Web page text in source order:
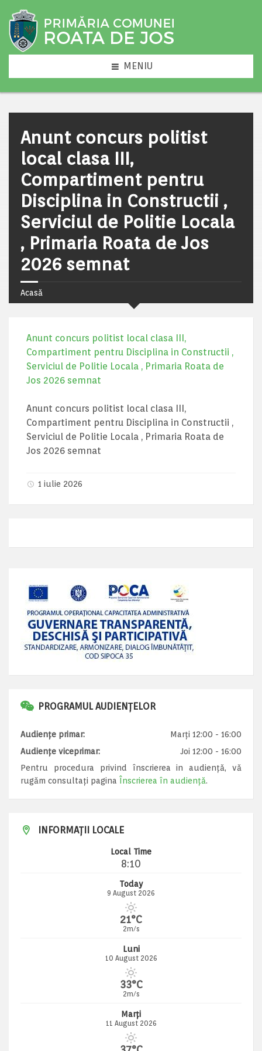
MENIU
Anunt concurs politist
local clasa III,
Compartiment pentru
Disciplina in Constructii ,
Serviciul de Politie Locala
, Primaria Roata de Jos
2026 semnat
Acasă
Anunt concurs politist local clasa III,
Compartiment pentru Disciplina in Constructii ,
Serviciul de Politie Locala , Primaria Roata de
Jos 2026 semnat
Anunt concurs politist local clasa III,
Compartiment pentru Disciplina in Constructii ,
Serviciul de Politie Locala , Primaria Roata de
Jos 2026 semnat
1 iulie 2026
PROGRAMUL AUDIENȚELOR
Audiențe primar:
Marți 12:00 - 16:00
Audiențe viceprimar:
Joi 12:00 - 16:00
Pentru procedura privind înscrierea in audiență, vă
rugăm consultați pagina Înscrierea în audiență.
INFORMAȚII LOCALE
Local Time
8:10
Today
9 August 2026
21°C
2m/s
Luni
10 August 2026
33°C
2m/s
Marți
11 August 2026